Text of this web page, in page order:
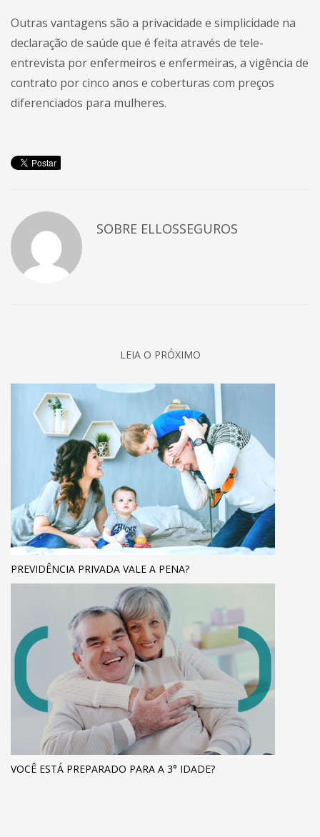
Outras vantagens são a privacidade e simplicidade na
declaração de saúde que é feita através de tele-
entrevista por enfermeiros e enfermeiras, a vigência de
contrato por cinco anos e coberturas com preços
diferenciados para mulheres.
SOBRE ELLOSSEGUROS
LEIA O PRÓXIMO
PREVIDÊNCIA PRIVADA VALE A PENA?
VOCÊ ESTÁ PREPARADO PARA A 3° IDADE?